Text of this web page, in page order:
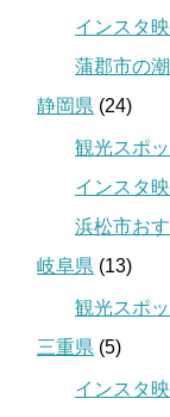
インスタ
蒲郡市の
静岡県 (24)
観光スポッ
インスタ
浜松市お
岐阜県 (13)
観光スポッ
三重県 (5)
インスタ